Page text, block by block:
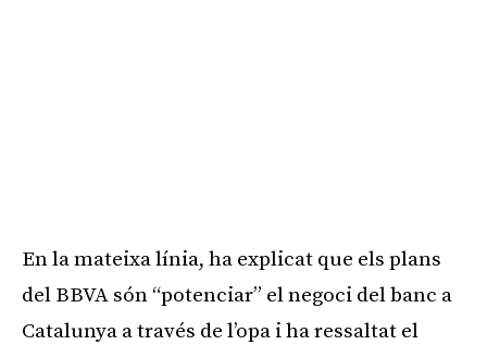
En la mateixa línia, ha explicat que els plans
del BBVA són “potenciar” el negoci del banc a
Catalunya a través de l’opa i ha ressaltat el